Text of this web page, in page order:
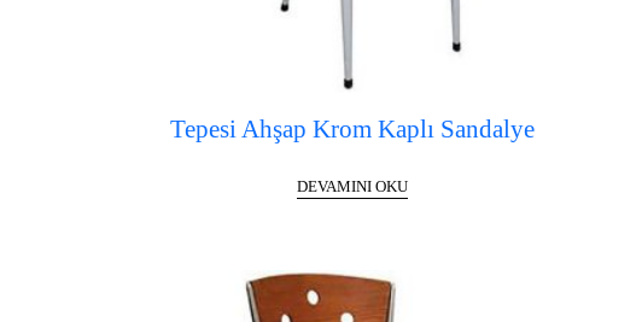
Tepesi Ahşap Krom Kaplı Sandalye
DEVAMINI OKU